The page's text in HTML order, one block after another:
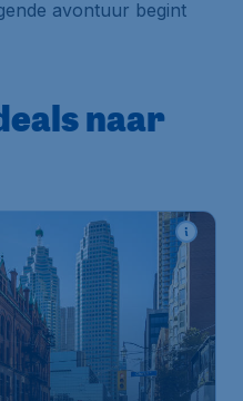
avontuur begint
naar